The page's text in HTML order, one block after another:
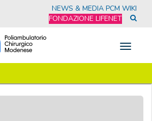
NEWS & MEDIA PCM WIKI
FONDAZIONE LIFENET
Toggle